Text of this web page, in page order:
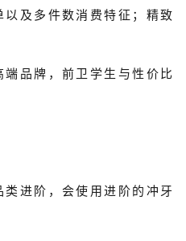
及多件数消费特征；精致
品牌，前卫学生与性价比
进阶，会使用进阶的冲牙